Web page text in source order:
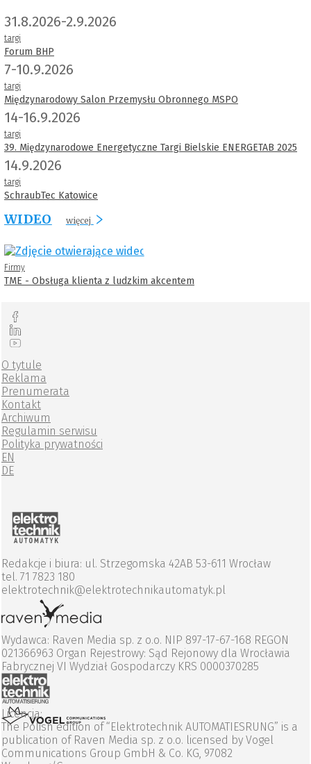
31.8.2026-2.9.2026
targi
Forum BHP
7-10.9.2026
targi
Międzynarodowy Salon Przemysłu Obronnego MSPO
14-16.9.2026
targi
39. Międzynarodowe Energetyczne Targi Bielskie ENERGETAB 2025
14.9.2026
targi
SchraubTec Katowice
WIDEO więcej
Firmy
TME - Obsługa klienta z ludzkim akcentem
O tytule
Reklama
Prenumerata
Kontakt
Archiwum
Regulamin serwisu
Polityka prywatności
EN
DE
Redakcje i biura: ul. Strzegomska 42AB 53-611 Wrocław
tel. 71 7823 180
elektrotechnik@elektrotechnikautomatyk.pl
Wydawca: Raven Media sp. z o.o. NIP 897-17-67-168 REGON
021366963 Organ Rejestrowy: Sąd Rejonowy dla Wrocławia
Fabrycznej VI Wydział Gospodarczy KRS 0000370285
Licencja:
The Polish edition of “Elektrotechnik AUTOMATIESRUNG” is a
publication of Raven Media sp. z o.o. licensed by Vogel
Communications Group GmbH & Co. KG, 97082